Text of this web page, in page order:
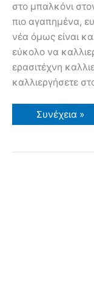
στο μπαλκόνι
πιο αγαπημένα,
νέα όμως είναι
εύκολο να
ερασιτέχνη
καλλιεργήσετε
Πως
Καλλιεργώ
Οδηγίες
Συνέχεια »